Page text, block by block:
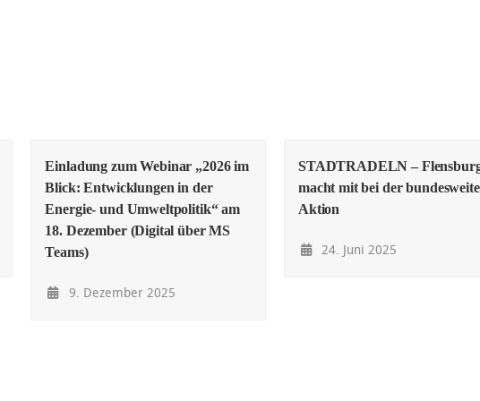
Einladung zum Webinar „2026 im
Blick: Entwicklungen in der
Energie- und Umweltpolitik“ am
18. Dezember (Digital über MS
Teams)
9. Dezember 2025
STADTRADELN –
macht mit bei der
Aktion
24. Juni 2025